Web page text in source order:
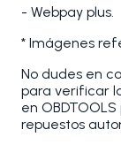
- Webpay plus.
* Imágenes
No dudes en
para verificar
en
repuestos